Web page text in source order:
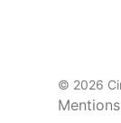
© 2026